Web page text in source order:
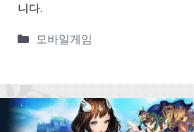
니다.
모바일게임